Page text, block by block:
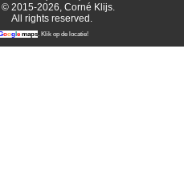
© 2015-2026, Corné Klijs.
All rights reserved.
ooglemaps. Klik op de locatie!